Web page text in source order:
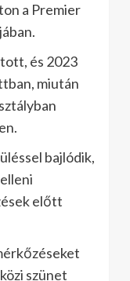
a Premier
és 2023
miután
bajlódik,
előtt
szünet